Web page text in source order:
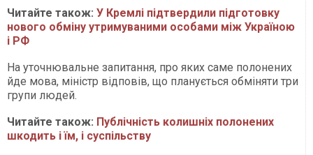
Читайте також: У Кремлі підтвердили підготовку
нового обміну утримуваними особами між Україною
і РФ
На уточнювальне запитання, про яких саме полонених
йде мова, міністр відповів, що планується обміняти три
групи людей.
Читайте також: Публічність колишніх полонених
шкодить і їм, і суспільству